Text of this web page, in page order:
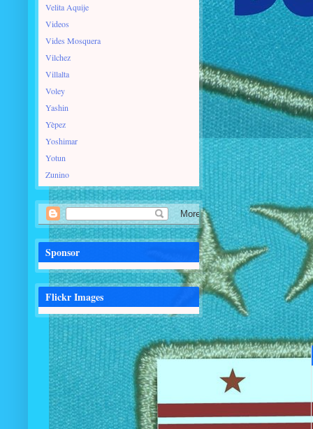
Velita Aquije
Videos
Vides Mosquera
Vilchez
Villalta
Voley
Yashin
Yèpez
Yoshimar
Yotun
Zunino
Sponsor
Flickr Images